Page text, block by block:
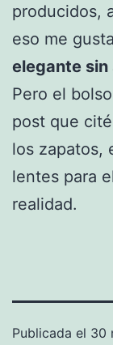
producidos,
eso me
elegante
Pero el
post que
los zapatos,
lentes para
realidad.
Publicada el 30